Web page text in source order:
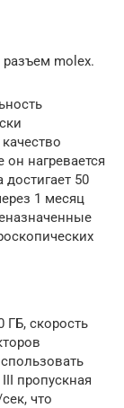
разъем molex.
нагревается
достигает 50
1 месяц
ГБ, скорость
пропускная
что